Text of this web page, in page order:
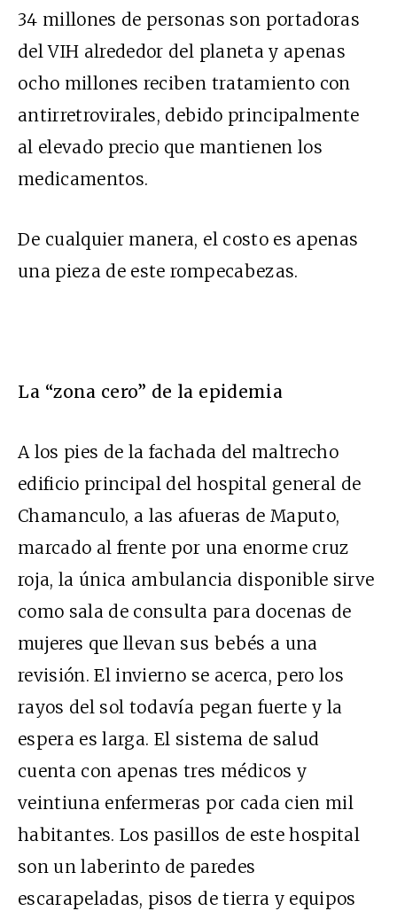
34 millones de personas son portadoras
del VIH alrededor del planeta y apenas
ocho millones reciben tratamiento con
antirretrovirales, debido principalmente
al elevado precio que mantienen los
medicamentos.
De cualquier manera, el costo es apenas
una pieza de este rompecabezas.
La “zona cero” de la epidemia
A los pies de la fachada del maltrecho
edificio principal del hospital general de
Chamanculo, a las afueras de Maputo,
marcado al frente por una enorme cruz
roja, la única ambulancia disponible sirve
como sala de consulta para docenas de
mujeres que llevan sus bebés a una
revisión. El invierno se acerca, pero los
rayos del sol todavía pegan fuerte y la
espera es larga. El sistema de salud
cuenta con apenas tres médicos y
veintiuna enfermeras por cada cien mil
habitantes. Los pasillos de este hospital
son un laberinto de paredes
escarapeladas, pisos de tierra y equipos